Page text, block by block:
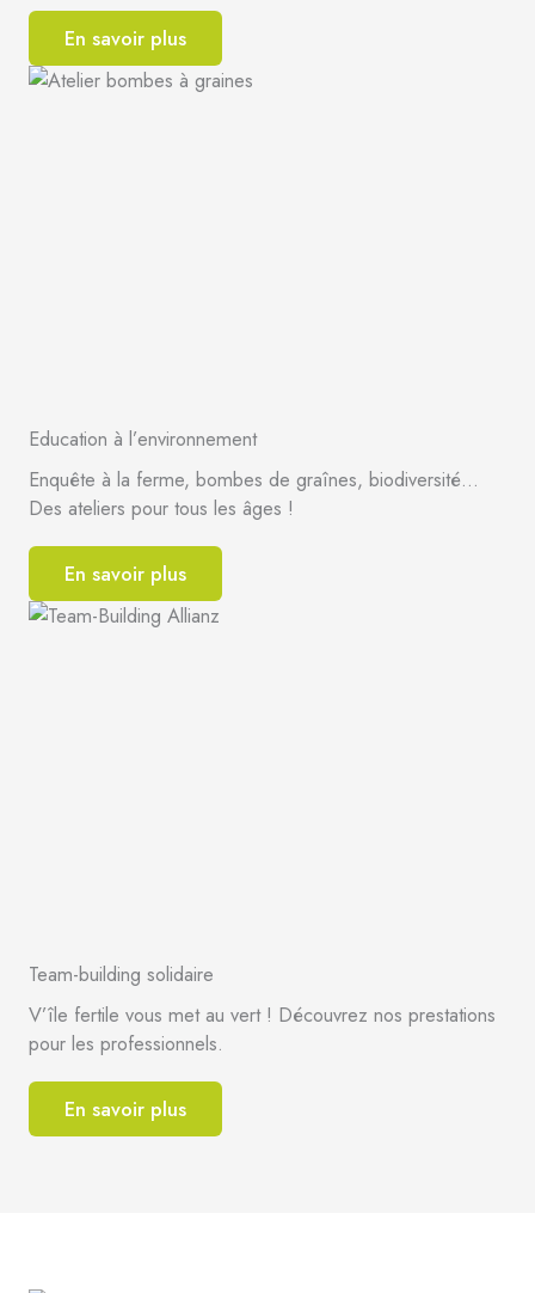
En savoir plus
Education à l’environnement
Enquête à la ferme, bombes de graînes, biodiversité…
Des ateliers pour tous les âges !
En savoir plus
Team-building solidaire
V’île fertile vous met au vert ! Découvrez nos prestations
pour les professionnels.
En savoir plus